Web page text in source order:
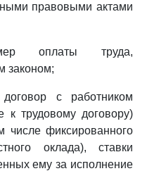
правовыми актами
оплаты труда,
законом;
с работником
к трудовому договору)
числе фиксированного
оклада), ставки
ему за исполнение